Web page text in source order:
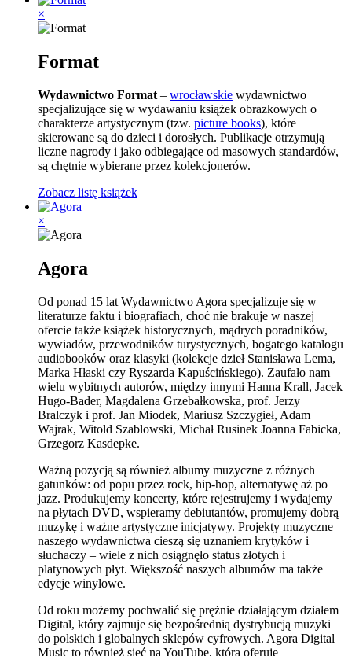
×
Format
Wydawnictwo Format – wrocławskie wydawnictwo
specjalizujące się w wydawaniu książek obrazkowych o
charakterze artystycznym (tzw. picture books), które
skierowane są do dzieci i dorosłych. Publikacje otrzymują
liczne nagrody i jako odbiegające od masowych standardów,
są chętnie wybierane przez kolekcjonerów.
Zobacz listę książek
×
Agora
Od ponad 15 lat Wydawnictwo Agora specjalizuje się w
literaturze faktu i biografiach, choć nie brakuje w naszej
ofercie także książek historycznych, mądrych poradników,
wywiadów, przewodników turystycznych, bogatego katalogu
audiobooków oraz klasyki (kolekcje dzieł Stanisława Lema,
Marka Hłaski czy Ryszarda Kapuścińskiego). Zaufało nam
wielu wybitnych autorów, między innymi Hanna Krall, Jacek
Hugo-Bader, Magdalena Grzebałkowska, prof. Jerzy
Bralczyk i prof. Jan Miodek, Mariusz Szczygieł, Adam
Wajrak, Witold Szablowski, Michał Rusinek Joanna Fabicka,
Grzegorz Kasdepke.
Ważną pozycją są również albumy muzyczne z różnych
gatunków: od popu przez rock, hip-hop, alternatywę aż po
jazz. Produkujemy koncerty, które rejestrujemy i wydajemy
na płytach DVD, wspieramy debiutantów, promujemy dobrą
muzykę i ważne artystyczne inicjatywy. Projekty muzyczne
naszego wydawnictwa cieszą się uznaniem krytyków i
słuchaczy – wiele z nich osiągnęło status złotych i
platynowych płyt. Większość naszych albumów ma także
edycje winylowe.
Od roku możemy pochwalić się prężnie działającym działem
Digital, który zajmuje się bezpośrednią dystrybucją muzyki
do polskich i globalnych sklepów cyfrowych. Agora Digital
Music to również sieć na YouTube, która oferuje